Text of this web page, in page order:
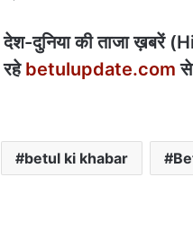
देश-दुनिया की ताजा ख़बरें
रहे betulupdate.com
betul ki khabar